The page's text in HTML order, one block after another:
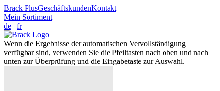
Brack PlusGeschäftskundenKontakt
Mein Sortiment
de | fr
Wenn die Ergebnisse der automatischen Vervollständigung
verfügbar sind, verwenden Sie die Pfeiltasten nach oben und nach
unten zur Überprüfung und die Eingabetaste zur Auswahl.